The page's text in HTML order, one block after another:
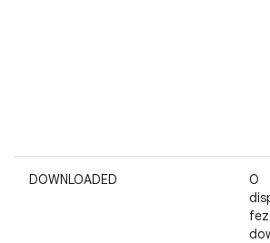
DOWNLOADED
O